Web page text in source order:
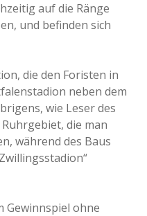
auf die Ränge
und befinden sich
die den Foristen in
neben dem
wie Leser des
die man
während des Baus
Gewinnspiel ohne